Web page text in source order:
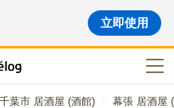
立即使用
千葉市 居酒屋 (酒館) 幕張 居酒屋